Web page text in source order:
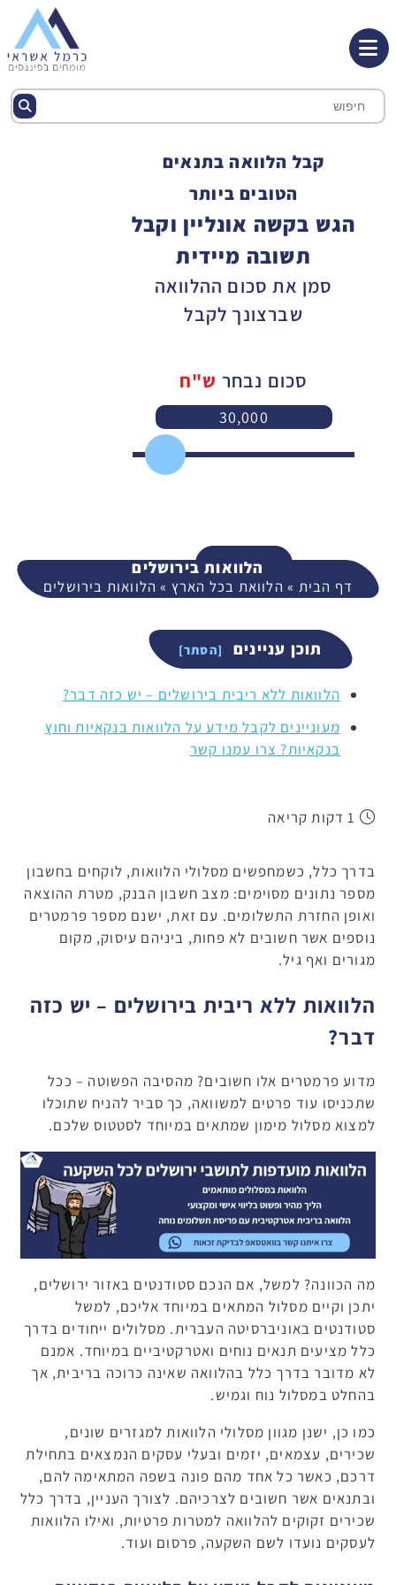
קבל הלוואה בתנאים
הטובים ביותר
הגש בקשה אונליין וקבל
תשובה מיידית
סמן את סכום ההלוואה
שברצונך לקבל
סכום נבחר ש"ח
30,000
המשך
הלוואות בירושלים
דף הבית » הלוואת בכל הארץ »הלוואות בירושלים
תוכן עניינים
הלוואות ללא ריבית בירושלים – יש כזה דבר?
מעוניינים לקבל מידע על הלוואות בנקאיות וחוץ
בנקאיות? צרו עמנו קשר
בדרך כלל, כשמחפשים מסלולי הלוואות, לוקחים בחשבון
מספר נתונים מסוימים: מצב חשבון הבנק, מטרת ההוצאה
ואופן החזרת התשלומים. עם זאת, ישנם מספר פרמטרים
נוספים אשר חשובים לא פחות, ביניהם עיסוק, מקום
מגורים ואף גיל.
הלוואות ללא ריבית בירושלים – יש כזה
דבר?
מדוע פרמטרים אלו חשובים? מהסיבה הפשוטה – ככל
שתכניסו עוד פרטים למשוואה, כך סביר להניח שתוכלו
למצוא מסלול מימון שמתאים במיוחד לסטטוס שלכם.
מה הכוונה? למשל, אם הנכם סטודנטים באזור ירושלים,
יתכן וקיים מסלול המתאים במיוחד אליכם, למשל
סטודנטים באוניברסיטה העברית. מסלולים ייחודים בדרך
כלל מציעים תנאים נוחים ואטרקטיביים במיוחד. אמנם
לא מדובר בדרך כלל בהלוואה שאינה כרוכה בריבית, אך
בהחלט במסלול נוח וגמיש.
כמו כן, ישנן מגוון מסלולי הלוואות למגזרים שונים,
שכירים, עצמאים, יזמים ובעלי עסקים הנמצאים בתחילת
דרכם, כאשר כל אחד מהם פונה בשפה המתאימה להם,
ובתנאים אשר חשובים לצרכיהם. לצורך העניין, בדרך כלל
שכירים זקוקים להלוואה למטרות פרטיות, ואילו הלוואות
לעסקים נועדו לשם השקעה, פרסום ועוד.